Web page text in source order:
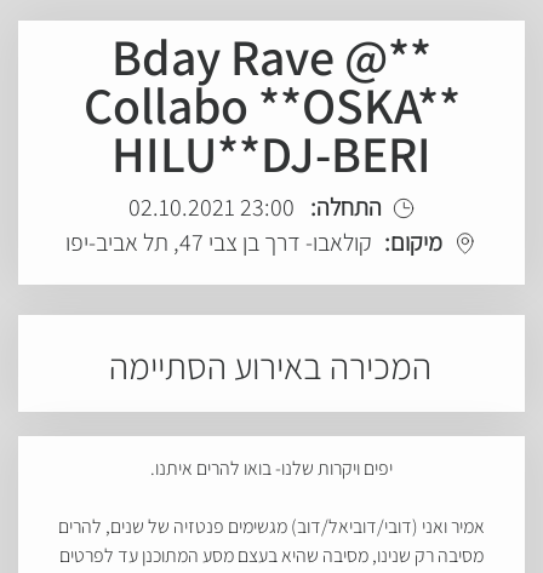
**Bday Rave @
Collabo **OSKA**
HILU**DJ-BERI
התחלה: 23:00 02.10.2021
מיקום: קולאבו- דרך בן צבי 47, תל אביב-יפו
המכירה באירוע הסתיימה
יפים ויקרות שלנו- בואו להרים איתנו.
אמיר ואני (דובי/דוביאל/דוב) מגשימים פנטזיה של שנים, להרים
מסיבה רק שנינו, מסיבה שהיא בעצם מסע המתוכנן עד לפרטים